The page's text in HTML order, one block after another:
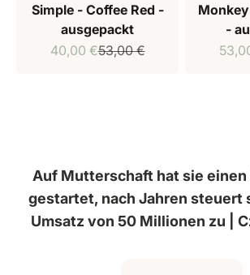
Simple - Coffee Red -
ausgepackt
Verkaufspreis
40,00 €Regulärer Preis
53,00 €
-
Auf Mutterschaft hat sie
gestartet, nach Jahren steuert
Umsatz von 50 Millionen zu |